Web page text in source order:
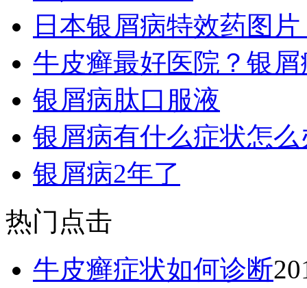
日本银屑病特效药图
牛皮癣最好医院？银
银屑病肽口服液
银屑病有什么症状怎么
银屑病2年了
热门点击
牛皮癣症状如何诊断